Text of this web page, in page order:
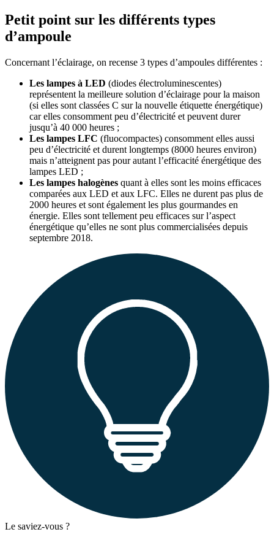
Petit point sur les différents types
d’ampoule
Concernant l’éclairage, on recense 3 types d’ampoules différentes :
Les lampes à LED (diodes électroluminescentes)
représentent la meilleure solution d’éclairage pour la maison
(si elles sont classées C sur la nouvelle étiquette énergétique)
car elles consomment peu d’électricité et peuvent durer
jusqu’à 40 000 heures ;
Les lampes LFC (fluocompactes) consomment elles aussi
peu d’électricité et durent longtemps (8000 heures environ)
mais n’atteignent pas pour autant l’efficacité énergétique des
lampes LED ;
Les lampes halogènes quant à elles sont les moins efficaces
comparées aux LED et aux LFC. Elles ne durent pas plus de
2000 heures et sont également les plus gourmandes en
énergie. Elles sont tellement peu efficaces sur l’aspect
énergétique qu’elles ne sont plus commercialisées depuis
septembre 2018.
Le saviez-vous ?